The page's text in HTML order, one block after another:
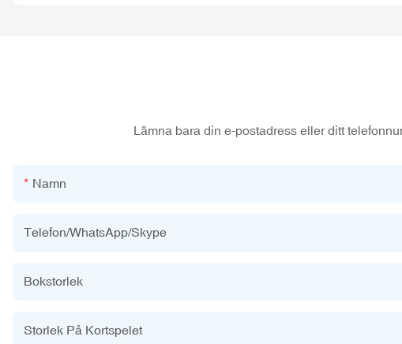
Lämna bara din e-postadress eller ditt
Namn
Telefon/WhatsApp/Skype
Bokstorlek
Storlek På Kortspelet